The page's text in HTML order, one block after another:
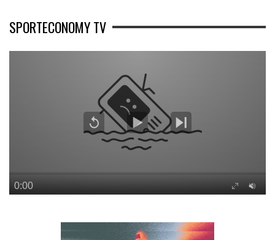
SPORTECONOMY TV